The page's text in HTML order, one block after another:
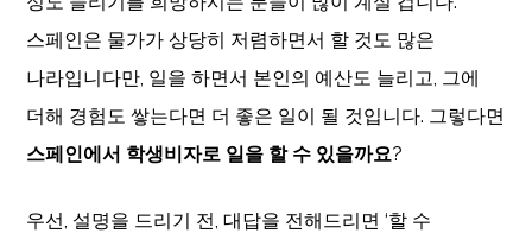
스페인은 물가가 상당히 저렴하면서 할 것도 많은
나라입니다만, 일을 하면서 본인의 예산도 늘리고, 그에
더해 경험도 쌓는다면 더 좋은 일이 될 것입니다. 그렇다면
스페인에서 학생비자로 일을 할 수 있을까요?
우선, 설명을 드리기 전, 대답을 전해드리면 ‘할 수